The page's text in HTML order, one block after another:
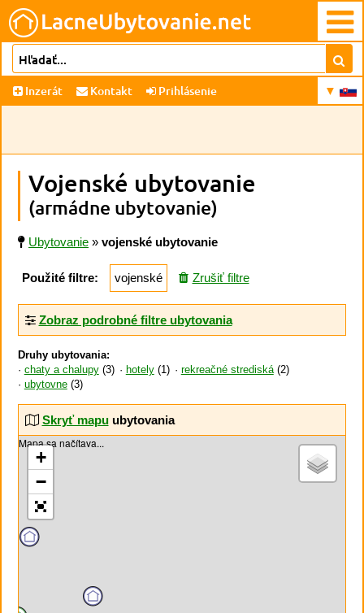
Inzerát Kontakt Prihlásenie
Vojenské ubytovanie
(armádne ubytovanie)
Ubytovanie » vojenské ubytovanie
Použité filtre: vojenské Zrušiť filtre
Zobraz podrobné filtre ubytovania
Druhy ubytovania:
chaty a chalupy(3) hotely(1) rekreačné strediská(2)
ubytovne(3)
Skryť mapuubytovania
Mapa sa načítava...
+
−